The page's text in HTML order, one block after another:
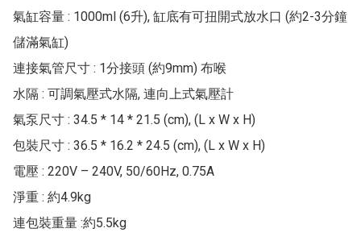
氣缸容量 : 1000ml (6升), 缸底有可扭開式放水口 (約2-3分鐘
儲滿氣缸)
連接氣管尺寸 : 1分接頭 (約9mm) 布喉
水隔 : 可調氣壓式水隔, 連向上式氣壓計
氣泵尺寸 : 34.5 * 14 * 21.5 (cm), (L x W x H)
包裝尺寸 : 36.5 * 16.2 * 24.5 (cm), (L x W x H)
電壓 : 220V – 240V, 50/60Hz, 0.75A
淨重 : 約4.9kg
連包裝重量 :約5.5kg